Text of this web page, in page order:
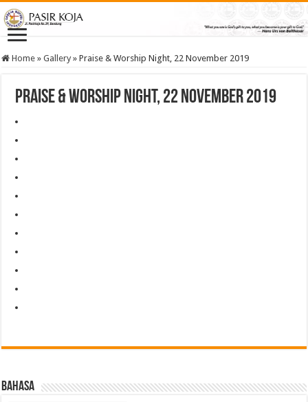
Home » Gallery » Praise & Worship Night, 22 November 2019
Praise & Worship Night, 22 November 2019
Bahasa